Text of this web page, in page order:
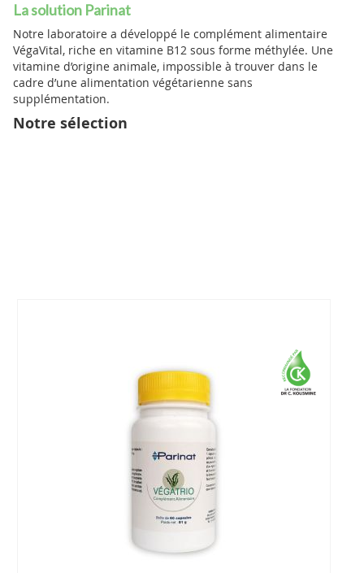
La solution Parinat
Notre laboratoire a développé le complément alimentaire
VégaVital, riche en vitamine B12 sous forme méthylée. Une
vitamine d’origine animale, impossible à trouver dans le
cadre d’une alimentation végétarienne sans
supplémentation.
Notre sélection